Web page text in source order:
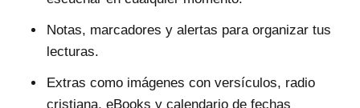
Notas, marcadores y alertas para organizar tus
lecturas.
Extras como imágenes con versículos, radio
cristiana, eBooks y calendario de fechas